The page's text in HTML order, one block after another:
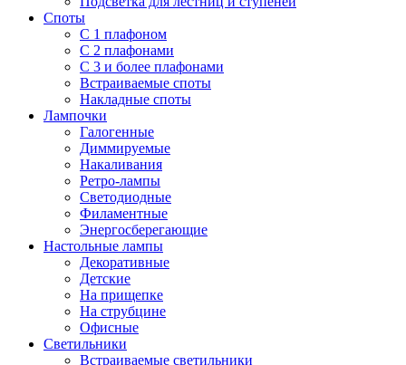
Споты
С 1 плафоном
С 2 плафонами
С 3 и более плафонами
Встраиваемые споты
Накладные споты
Лампочки
Галогенные
Диммируемые
Накаливания
Ретро-лампы
Светодиодные
Филаментные
Энергосберегающие
Настольные лампы
Декоративные
Детские
На прищепке
На струбцине
Офисные
Светильники
Встраиваемые светильники